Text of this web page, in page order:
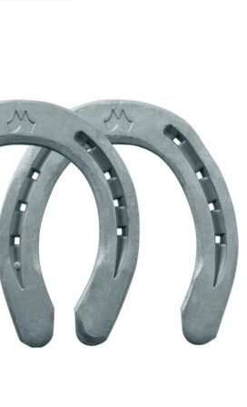
странице
товара.